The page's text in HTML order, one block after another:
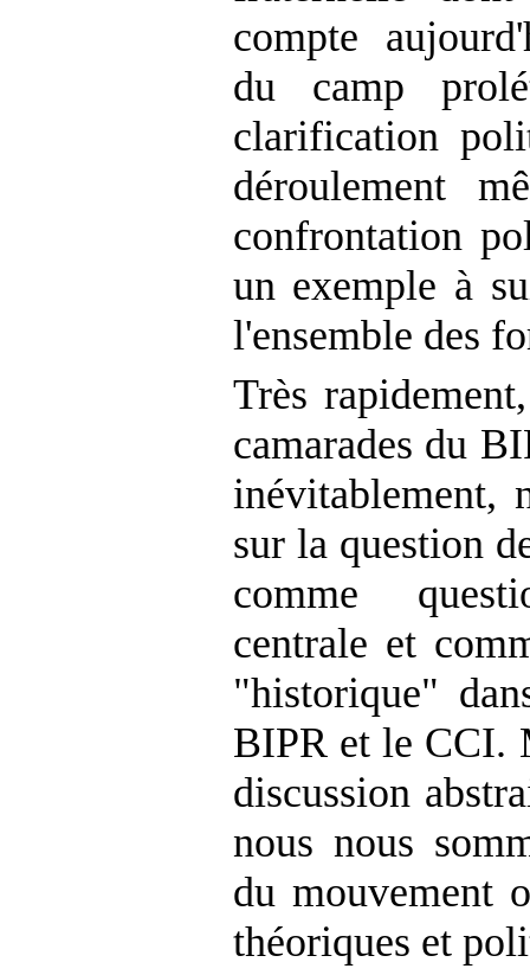
compte
du camp
clarification
déroulement
confrontation
un exemple à
l'ensemble des
Très
camarades du
inévitablement,
sur la question
comme
centrale et
"historique"
BIPR et le CCI.
discussion
nous nous
du mouvement
théoriques et